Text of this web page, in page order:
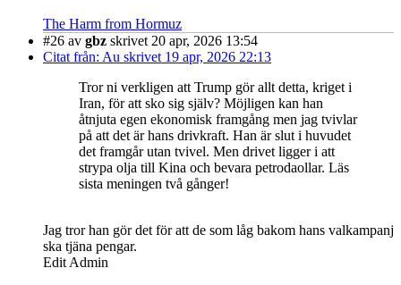
The Harm from Hormuz
#26 av gbz skrivet 20 apr, 2026 13:54
Citat från: Au skrivet 19 apr, 2026 22:13
Tror ni verkligen att Trump gör allt detta, kriget i
Iran, för att sko sig själv? Möjligen kan han
åtnjuta egen ekonomisk framgång men jag tvivlar
på att det är hans drivkraft. Han är slut i huvudet
det framgår utan tvivel. Men drivet ligger i att
strypa olja till Kina och bevara petrodaollar. Läs
sista meningen två gånger!
Jag tror han gör det för att de som låg bakom hans valkampanj
ska tjäna pengar.
Edit Admin